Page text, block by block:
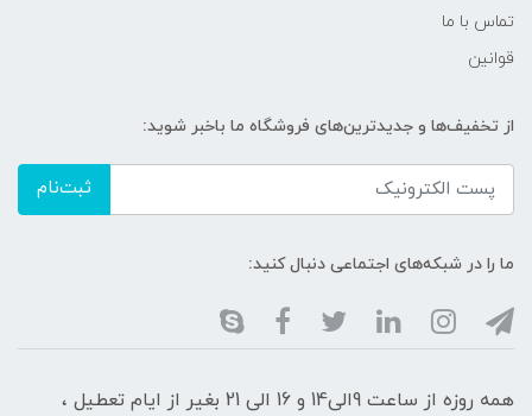
تماس با ما
قوانین
از تخفیف‌ها و جدیدترین‌های فروشگاه ما باخبر شوید:
ثبت‌نام
ما را در شبکه‌های اجتماعی دنبال کنید:
همه روزه از ساعت 9الی14 و 16 الی 21 بغیر از ایام تعطیل ،